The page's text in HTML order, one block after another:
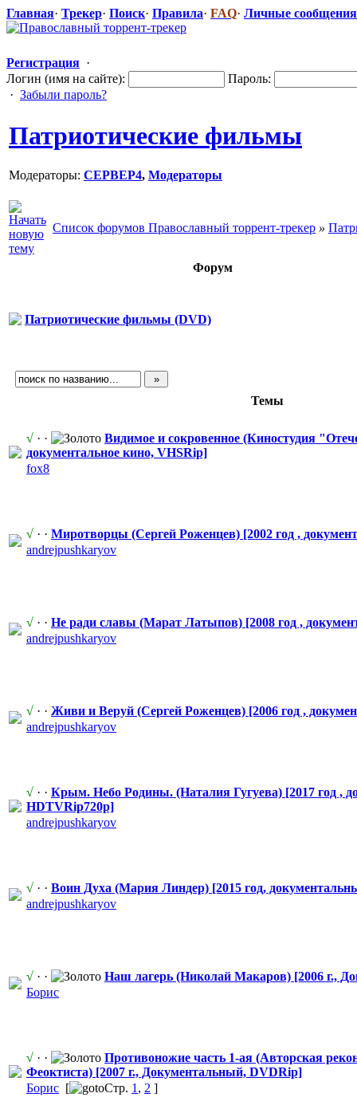
Главная· Трекер· Поиск· Правила· FAQ· Личные сообщения
Регистрация ·
Логин (имя на сайте):
Пароль:
· Забыли пароль?
Патриотические фильмы
Модераторы: CEPBEP4, Модераторы
Список форумов Православный торрент-трекер »
Форум
Патриотические фильмы (DVD)
Темы
√ · ·
Видимое и сокровенное (Киностудия
документальн​ое кино, VHSRip]
fox8
√ · · Миротворцы (Сергей Роженцев) [2002 год ,
andrejpushka​ryov
√ · · Не ради славы (Марат Латыпов) [2008 год ,
andrejpushka​ryov
√ · · Живи и Веруй (Сергей Роженцев) [2006 год ,
andrejpushka​ryov
√ · · Крым. Небо Родины. (Наталия Гугуева) [2017 год ,
HDTVRip720p]
andrejpushka​ryov
√ · · Воин Духа (Мария Линдер) [2015 год, документальн
andrejpushka​ryov
√ · ·
Наш лагерь (Николай Макаров) [2006 г.,
Борис
√ · · Противоножие часть 1-ая (Авторская
Феоктиста) [2007 г., Документальн​ый, DVDRip]
Борис [ Стр. 1 , 2 ]